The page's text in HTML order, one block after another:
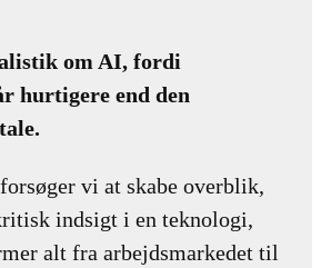
om AI, fordi
hurtigere end den
vi at skabe overblik,
indsigt i en teknologi,
alt fra arbejdsmarkedet til